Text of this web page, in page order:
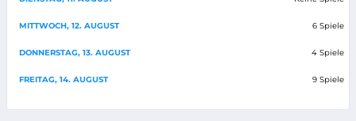
MITTWOCH, 12. AUGUST 6 Spiele
DONNERSTAG, 13. AUGUST 4 Spiele
FREITAG, 14. AUGUST 9 Spiele